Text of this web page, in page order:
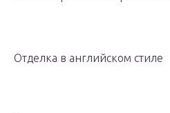
Отделка в английском стиле